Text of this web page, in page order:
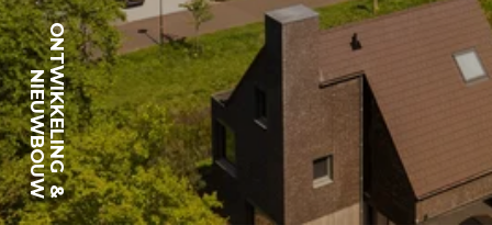
ONTWIKKELING
&
NIEUWBOUW